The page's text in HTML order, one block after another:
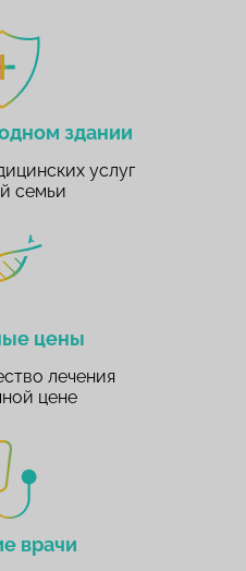
здании
услуг
семьи
цены
лечения
цене
врачи